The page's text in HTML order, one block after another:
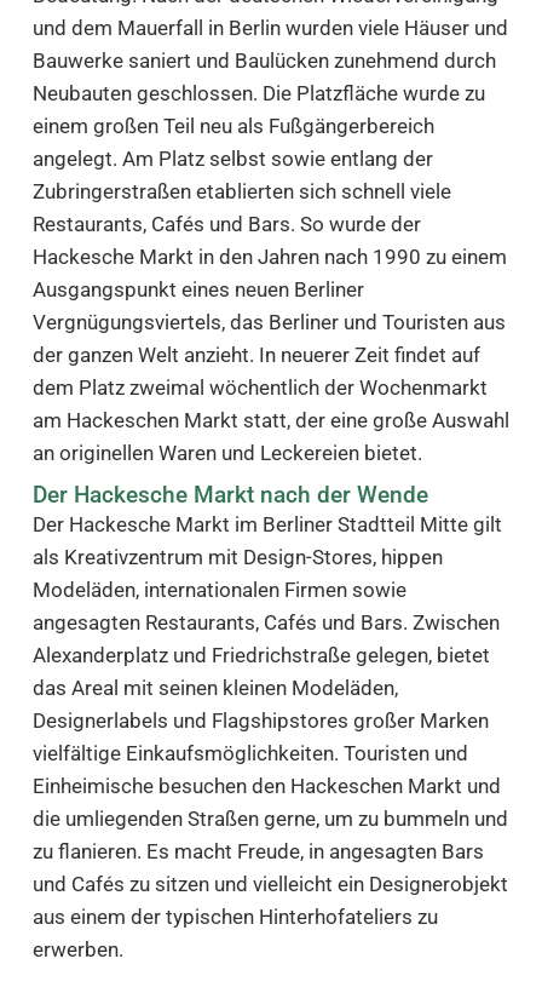
und dem Mauerfall in Berlin wurden viele Häuser und
Bauwerke saniert und Baulücken zunehmend durch
Neubauten geschlossen. Die Platzfläche wurde zu
einem großen Teil neu als Fußgängerbereich
angelegt. Am Platz selbst sowie entlang der
Zubringerstraßen etablierten sich schnell viele
Restaurants, Cafés und Bars. So wurde der
Hackesche Markt in den Jahren nach 1990 zu einem
Ausgangspunkt eines neuen Berliner
Vergnügungsviertels, das Berliner und Touristen aus
der ganzen Welt anzieht. In neuerer Zeit findet auf
dem Platz zweimal wöchentlich der Wochenmarkt
am Hackeschen Markt statt, der eine große Auswahl
an originellen Waren und Leckereien bietet.
Der Hackesche Markt nach der Wende
Der Hackesche Markt im Berliner Stadtteil Mitte gilt
als Kreativzentrum mit Design-Stores, hippen
Modeläden, internationalen Firmen sowie
angesagten Restaurants, Cafés und Bars. Zwischen
Alexanderplatz und Friedrichstraße gelegen, bietet
das Areal mit seinen kleinen Modeläden,
Designerlabels und Flagshipstores großer Marken
vielfältige Einkaufsmöglichkeiten. Touristen und
Einheimische besuchen den Hackeschen Markt und
die umliegenden Straßen gerne, um zu bummeln und
zu flanieren. Es macht Freude, in angesagten Bars
und Cafés zu sitzen und vielleicht ein Designerobjekt
aus einem der typischen Hinterhofateliers zu
erwerben.